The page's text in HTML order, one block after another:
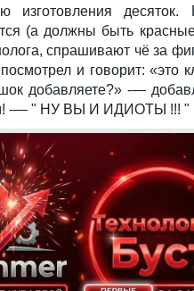
изготовления десяток.
(а должны быть
спрашивают чё за
и говорит: «это
добавляете?» -—
-— " НУ ВЫ И ИДИОТЫ !!! "